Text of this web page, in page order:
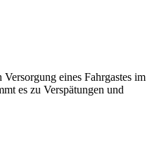
eines Fahrgastes im
es zu Verspätungen und